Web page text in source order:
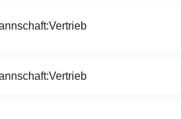
Vertrieb
Vertrieb